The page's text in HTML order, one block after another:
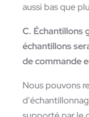
aussi bas que
C. Échantillons
échantillons
de commande
Nous pouvons